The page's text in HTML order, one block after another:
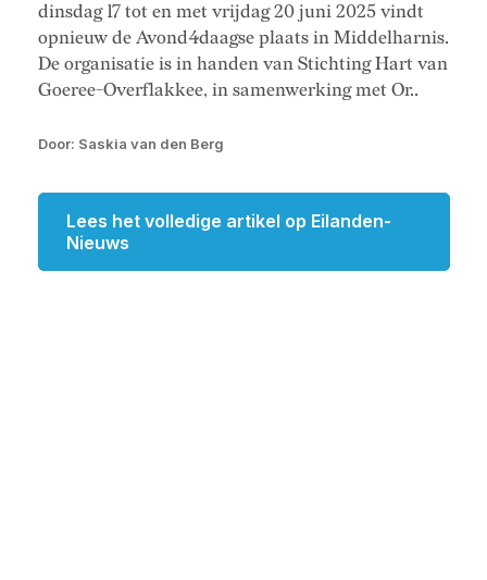
dinsdag 17 tot en met vrijdag 20 juni 2025 vindt
opnieuw de Avond4daagse plaats in Middelharnis.
De organisatie is in handen van Stichting Hart van
Goeree-Overflakkee, in samenwerking met Or..
Door: Saskia van den Berg
Lees het volledige artikel op Eilanden-
Nieuws